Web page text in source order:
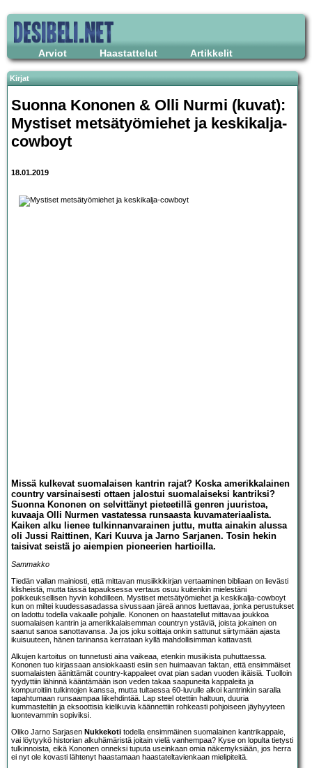
Arviot Haastattelut Artikkelit
Kirjat
Suonna Kononen & Olli Nurmi (kuvat):
Mystiset metsätyömiehet ja keskikalja-
cowboyt
18.01.2019
Missä kulkevat suomalaisen kantrin rajat? Koska amerikkalainen
country varsinaisesti ottaen jalostui suomalaiseksi kantriksi?
Suonna Kononen on selvittänyt pieteetillä genren juuristoa,
kuvaaja Olli Nurmen vastatessa runsaasta kuvamateriaalista.
Kaiken alku lienee tulkinnanvarainen juttu, mutta ainakin alussa
oli Jussi Raittinen, Kari Kuuva ja Jarno Sarjanen. Tosin hekin
taisivat seistä jo aiempien pioneerien hartioilla.
Sammakko
Tiedän vallan mainiosti, että mittavan musiikkikirjan vertaaminen bibliaan on lievästi
klisheistä, mutta tässä tapauksessa vertaus osuu kuitenkin mielestäni
poikkeuksellisen hyvin kohdilleen. Mystiset metsätyömiehet ja keskikalja-cowboyt
kun on miltei kuudessasadassa sivussaan järeä annos luettavaa, jonka perustukset
on ladottu todella vakaalle pohjalle. Kononen on haastatellut mittavaa joukkoa
suomalaisen kantrin ja amerikkalaisemman countryn ystäviä, joista jokainen on
saanut sanoa sanottavansa. Ja jos joku soittaja onkin sattunut siirtymään ajasta
ikuisuuteen, hänen tarinansa kerrataan kyllä mahdollisimman kattavasti.
Alkujen kartoitus on tunnetusti aina vaikeaa, etenkin musiikista puhuttaessa.
Kononen tuo kirjassaan ansiokkaasti esiin sen huimaavan faktan, että ensimmäiset
suomalaisten äänittämät country-kappaleet ovat pian sadan vuoden ikäisiä. Tuolloin
tyydyttiin lähinnä kääntämään ison veden takaa saapuneita kappaleita ja
kompuroitiin tulkintojen kanssa, mutta tultaessa 60-luvulle alkoi kantrinkin saralla
tapahtumaan runsaampaa liikehdintää. Lap steel otettiin haltuun, duuria
kummasteltiin ja eksoottisia kielikuvia käännettiin rohkeasti pohjoiseen jäyhyyteen
luontevammin sopiviksi.
Oliko Jarno Sarjasen Nukkekoti todella ensimmäinen suomalainen kantrikappale,
vai löytyykö historian alkuhämäristä joitain vielä vanhempaa? Kyse on lopulta tietysti
tulkinnoista, eikä Kononen onneksi tuputa useinkaan omia näkemyksiään, jos herra
ei nyt ole kovasti lähtenyt haastamaan haastateltavienkaan mielipiteitä.